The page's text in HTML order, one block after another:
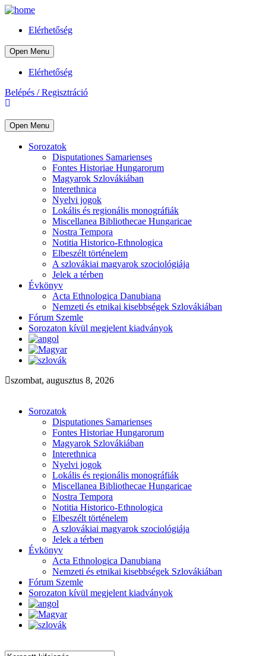
Elérhetőség
Open Menu
Elérhetőség
Belépés / Regisztráció
Open Menu
Sorozatok
Disputationes Samarienses
Fontes Historiae Hungarorum
Magyarok Szlovákiában
Interethnica
Nyelvi jogok
Lokális és regionális monográfiák
Miscellanea Bibliothecae Hungaricae
Nostra Tempora
Notitia Historico-Ethnologica
Elbeszélt történelem
A szlovákiai magyarok szociológiája
Jelek a térben
Évkönyv
Acta Ethnologica Danubiana
Nemzeti és etnikai kisebbségek Szlovákiában
Fórum Szemle
Sorozaton kívül megjelent kiadványok
szombat, augusztus 8, 2026
Sorozatok
Disputationes Samarienses
Fontes Historiae Hungarorum
Magyarok Szlovákiában
Interethnica
Nyelvi jogok
Lokális és regionális monográfiák
Miscellanea Bibliothecae Hungaricae
Nostra Tempora
Notitia Historico-Ethnologica
Elbeszélt történelem
A szlovákiai magyarok szociológiája
Jelek a térben
Évkönyv
Acta Ethnologica Danubiana
Nemzeti és etnikai kisebbségek Szlovákiában
Fórum Szemle
Sorozaton kívül megjelent kiadványok